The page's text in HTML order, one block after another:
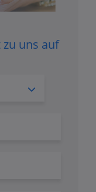
uns auf